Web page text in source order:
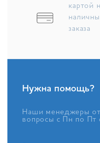
картой
заказа
Нужна помощь?
Наши менеджеры
вопросы с Пн по Пт